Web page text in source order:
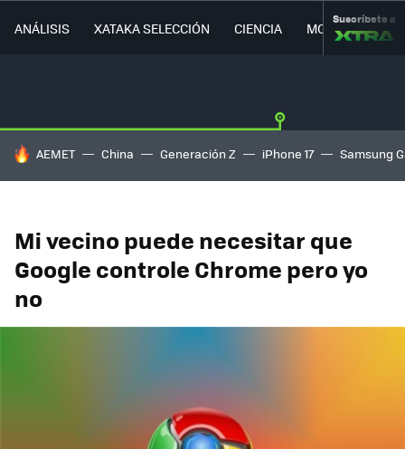
ANÁLISIS XATAKA SELECCIÓN CIENCIA MOVILIDAD
Suscríbete a
HOY SE HABLA DE
AEMET China Generación Z iPhone 17 Samsung
Mi vecino puede necesitar que
Google controle Chrome pero yo
no